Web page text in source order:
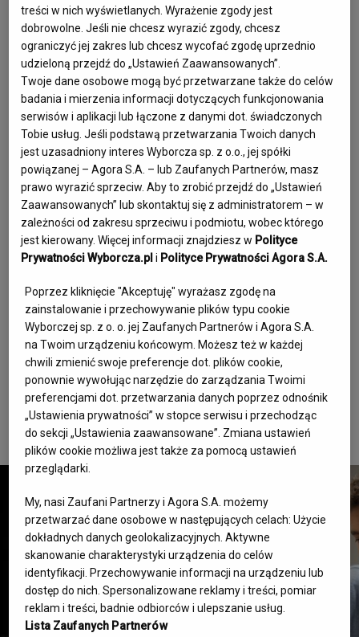
12 lat wygrał mistrzostwa świata juniorów, tytuł
arcymistrza zdobył w 2013 r., mając zaledwie 18 lat.
Naroditsky był też popularyzatorem szachów oraz
edukatorem. Regularnie nagrywał filmy oraz prowadził
transmisje na żywo na platformach Twitch i YouTube, gdzie
dzielił się wiedzą i pasją do szachów. Był również autorem
książek o szachach.
Zmarł tuż przed 30. urodzinami.
Po informacji o jego śmierci ze strony społeczności
szachowej popłynęły liczne kondolencje i wyrazy wsparcia
dla bliskich zmarłego gracza. "Jestem zdruzgotany. To
ogromna strata dla świata szachów" - napisał Hikaru
Nakamura, amerykański arcymistrz i wicelider światowego
rankingu.
Wojciech Podgórski, oprac. Agnieszka Drabikowska
Zdjęcie profilowe: Charlotte Chess Center/AP/East News
treści w nich wyświetlanych. Wyrażenie zgody jest
dobrowolne. Jeśli nie chcesz wyrazić zgody, chcesz
ograniczyć jej zakres lub chcesz wycofać zgodę uprzednio
udzieloną przejdź do „Ustawień Zaawansowanych”.
Twoje dane osobowe mogą być przetwarzane także do celów
badania i mierzenia informacji dotyczących funkcjonowania
serwisów i aplikacji lub łączone z danymi dot. świadczonych
Tobie usług. Jeśli podstawą przetwarzania Twoich danych
jest uzasadniony interes Wyborcza sp. z o.o., jej spółki
powiązanej – Agora S.A. – lub Zaufanych Partnerów, masz
prawo wyrazić sprzeciw. Aby to zrobić przejdź do „Ustawień
Zaawansowanych” lub skontaktuj się z administratorem – w
zależności od zakresu sprzeciwu i podmiotu, wobec którego
jest kierowany. Więcej informacji znajdziesz w Polityce
Prywatności Wyborcza.pl i Polityce Prywatności Agora S.A.
Poprzez kliknięcie "Akceptuję" wyrażasz zgodę na
zainstalowanie i przechowywanie plików typu cookie
Wyborczej sp. z o. o. jej Zaufanych Partnerów i Agora S.A.
na Twoim urządzeniu końcowym. Możesz też w każdej
chwili zmienić swoje preferencje dot. plików cookie,
ponownie wywołując narzędzie do zarządzania Twoimi
preferencjami dot. przetwarzania danych poprzez odnośnik
„Ustawienia prywatności” w stopce serwisu i przechodząc
do sekcji „Ustawienia zaawansowane”. Zmiana ustawień
plików cookie możliwa jest także za pomocą ustawień
przeglądarki.
My, nasi Zaufani Partnerzy i Agora S.A. możemy
przetwarzać dane osobowe w następujących celach:Użycie
dokładnych danych geolokalizacyjnych. Aktywne
skanowanie charakterystyki urządzenia do celów
identyfikacji. Przechowywanie informacji na urządzeniu lub
dostęp do nich. Spersonalizowane reklamy i treści, pomiar
reklam i treści, badnie odbiorców i ulepszanie usług.
Lista Zaufanych Partnerów